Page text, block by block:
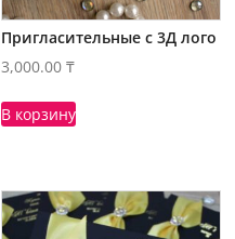
Пригласительные с 3Д лого
3,000.00₸
В корзину